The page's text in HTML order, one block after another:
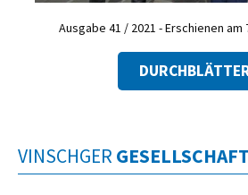
Ausgabe 41 / 2021 - Erschienen am
VINSCHGER GESELLSCHAFT